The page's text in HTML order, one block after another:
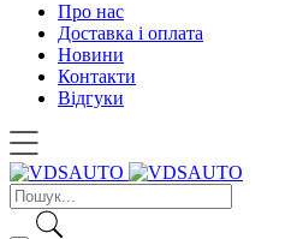
Про нас
Доставка і оплата
Новини
Контакти
Відгуки